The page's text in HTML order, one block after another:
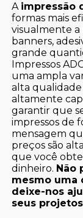
A impressão
formas mais
visualmente a
banners,
grande
Impressos
uma ampla
alta
altamente
garantir que
impressos de
mensagem
preços são
que você
dinheiro. Não
mesmo uma
deixe-nos
seus